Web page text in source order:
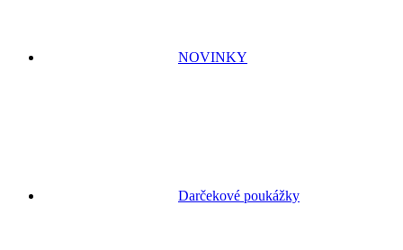
NOVINKY
Darčekové poukážky